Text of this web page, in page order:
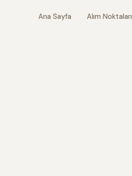
Ana Sayfa Alım Noktaları